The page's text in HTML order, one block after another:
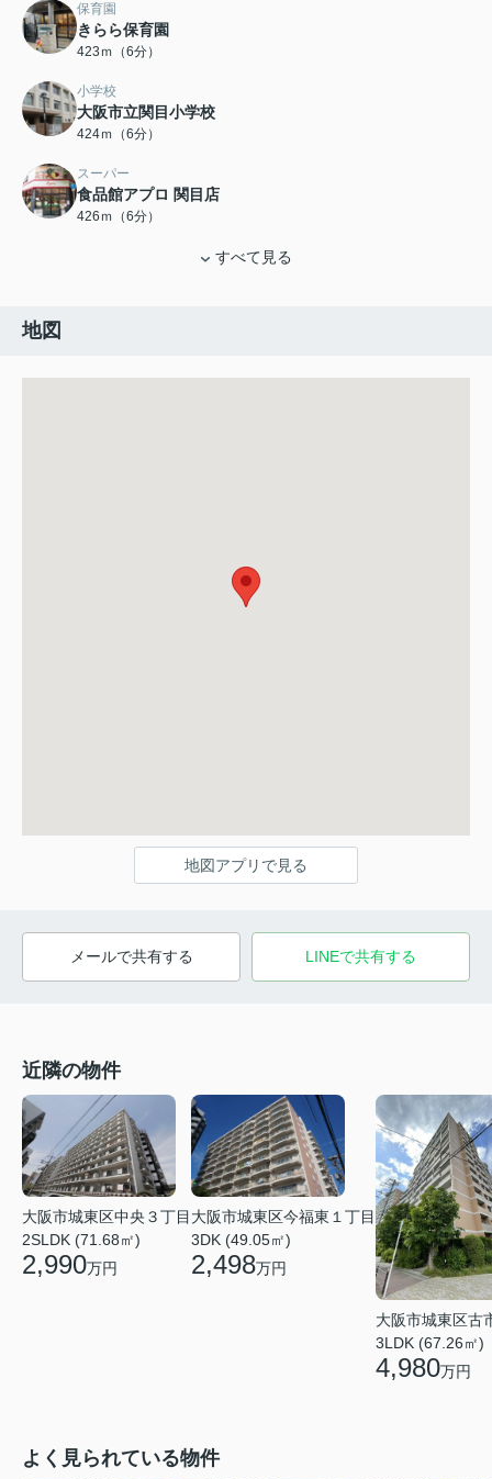
保育園
きらら保育園
423ｍ（6分）
小学校
大阪市立関目小学校
424ｍ（6分）
スーパー
食品館アプロ 関目店
426ｍ（6分）
すべて見る
地図
地図アプリで見る
メールで共有する LINEで共有する
近隣の物件
大阪市城東区中央３丁目
2SLDK (71.68㎡)
2,990万円
大阪市城東区今福東１丁目
3DK (49.05㎡)
2,498万円
大阪市城東区古
3LDK (67.26㎡)
4,980万円
よく見られている物件